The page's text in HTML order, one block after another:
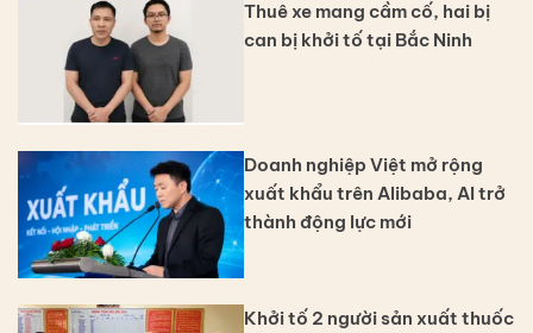
Thuê xe mang cầm cố, hai bị
can bị khởi tố tại Bắc Ninh
Doanh nghiệp Việt mở rộng
xuất khẩu trên Alibaba, AI trở
thành động lực mới
Khởi tố 2 người sản xuất thuốc